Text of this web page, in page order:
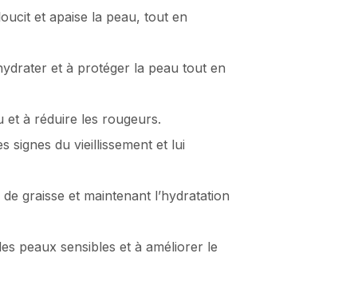
et apaise la peau, tout en
et à protéger la peau tout en
et à réduire les rougeurs.
signes du vieillissement et lui
graisse et maintenant l’hydratation
peaux sensibles et à améliorer le